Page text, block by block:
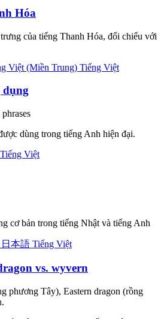
Hóa
của tiếng Thanh Hóa, đối chiếu với
Việt (Miền Trung) Tiếng Việt
dụng
dùng trong tiếng Anh hiện đại.
Tiếng Việt
cơ bản trong tiếng Nhật và tiếng Anh
日本語 Tiếng Việt
vs. wyvern
phương Tây), Eastern dragon (rồng